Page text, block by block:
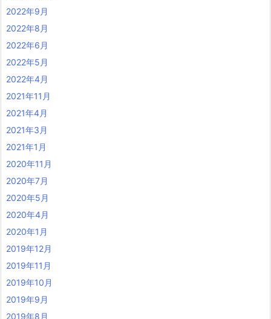
2022年9月
2022年8月
2022年6月
2022年5月
2022年4月
2021年11月
2021年4月
2021年3月
2021年1月
2020年11月
2020年7月
2020年5月
2020年4月
2020年1月
2019年12月
2019年11月
2019年10月
2019年9月
2019年8月